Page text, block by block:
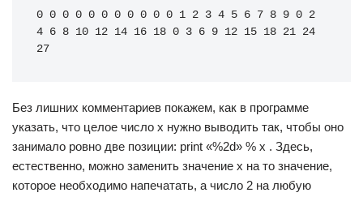
0 0 0 0 0 0 0 0 0 0 0 1 2 3 4 5 6 7 8 9 0 2
4 6 8 10 12 14 16 18 0 3 6 9 12 15 18 21 24
27
Без лишних комментариев покажем, как в программе
указать, что целое число x нужно выводить так, чтобы оно
занимало ровно две позиции: print «%2d» % x . Здесь,
естественно, можно заменить значение x на то значение,
которое необходимо напечатать, а число 2 на любую